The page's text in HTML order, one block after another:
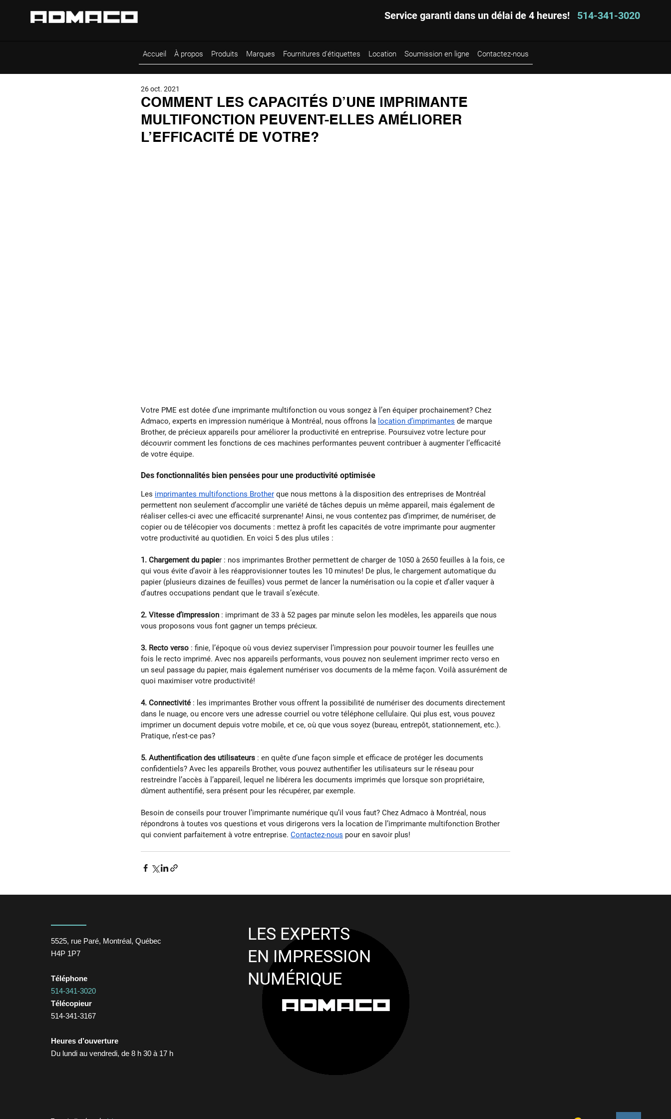
Service garanti dans un délai de 4 heures! 514-341-3020
Accueil À propos Produits Marques Fournitures d'étiquettes Location Soumission en ligne Contactez-nous
COMMENT LES CAPACITÉS D’UNE IMPRIMANTE
MULTIFONCTION PEUVENT-ELLES AMÉLIORER
L’EFFICACITÉ DE VOTRE?
26 oct. 2021
Votre PME est dotée d’une imprimante multifonction ou vous songez à l’en équiper prochainement? Chez
Admaco, experts en impression numérique à Montréal, nous offrons la location d’imprimantes de marque
Brother, de précieux appareils pour améliorer la productivité en entreprise. Poursuivez votre lecture pour
découvrir comment les fonctions de ces machines performantes peuvent contribuer à augmenter l’efficacité
de votre équipe.
Des fonctionnalités bien pensées pour une productivité optimisée
Les imprimantes multifonctions Brother que nous mettons à la disposition des entreprises de Montréal
permettent non seulement d’accomplir une variété de tâches depuis un même appareil, mais également de
réaliser celles-ci avec une efficacité surprenante! Ainsi, ne vous contentez pas d’imprimer, de numériser, de
copier ou de télécopier vos documents : mettez à profit les capacités de votre imprimante pour augmenter
votre productivité au quotidien. En voici 5 des plus utiles :
1. Chargement du papier : nos imprimantes Brother permettent de charger de 1050 à 2650 feuilles à la fois, ce
qui vous évite d’avoir à les réapprovisionner toutes les 10 minutes! De plus, le chargement automatique du
papier (plusieurs dizaines de feuilles) vous permet de lancer la numérisation ou la copie et d’aller vaquer à
d’autres occupations pendant que le travail s’exécute.
2. Vitesse d’impression : imprimant de 33 à 52 pages par minute selon les modèles, les appareils que nous
vous proposons vous font gagner un temps précieux.
3. Recto verso : finie, l’époque où vous deviez superviser l’impression pour pouvoir tourner les feuilles une
fois le recto imprimé. Avec nos appareils performants, vous pouvez non seulement imprimer recto verso en
un seul passage du papier, mais également numériser vos documents de la même façon. Voilà assurément de
quoi maximiser votre productivité!
4. Connectivité : les imprimantes Brother vous offrent la possibilité de numériser des documents directement
dans le nuage, ou encore vers une adresse courriel ou votre téléphone cellulaire. Qui plus est, vous pouvez
imprimer un document depuis votre mobile, et ce, où que vous soyez (bureau, entrepôt, stationnement, etc.).
Pratique, n’est-ce pas?
5. Authentification des utilisateurs : en quête d’une façon simple et efficace de protéger les documents
confidentiels? Avec les appareils Brother, vous pouvez authentifier les utilisateurs sur le réseau pour
restreindre l’accès à l’appareil, lequel ne libérera les documents imprimés que lorsque son propriétaire,
dûment authentifié, sera présent pour les récupérer, par exemple.
Besoin de conseils pour trouver l’imprimante numérique qu’il vous faut? Chez Admaco à Montréal, nous
répondrons à toutes vos questions et vous dirigerons vers la location de l’imprimante multifonction Brother
qui convient parfaitement à votre entreprise. Contactez-nous pour en savoir plus!
5525, rue Paré, Montréal, Québec
H4P 1P7
Téléphone
514-341-3020
Télécopieur
514-341-3167
Heures d’ouverture
Du lundi au vendredi, de 8 h 30 à 17 h
LES EXPERTS
EN IMPRESSION
NUMÉRIQUE